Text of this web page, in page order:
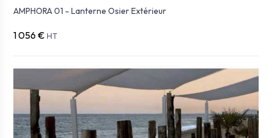
AMPHORA 01 - Lanterne Osier Extérieur
1 056 € HT